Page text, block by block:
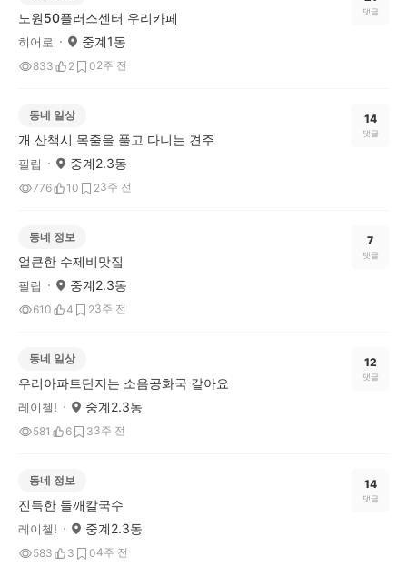
노원50플러스센터 우리카페
히어로 중계1동
833 2 02주 전
댓글
동네 일상
개 산책시 목줄을 풀고 다니는 견주
필립 중계2.3동
776 10 23주 전
14
댓글
동네 정보
얼큰한 수제비맛집
필립 중계2.3동
610 4 23주 전
7
댓글
동네 일상
우리아파트단지는 소음공화국 같아요
레이첼! 중계2.3동
581 6 33주 전
12
댓글
동네 정보
진득한 들깨칼국수
레이첼! 중계2.3동
583 3 04주 전
14
댓글